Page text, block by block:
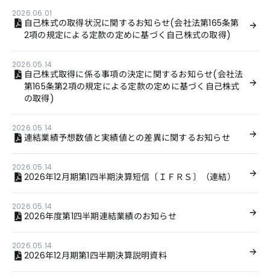
2026.06.01
自己株式の取得状況に関するお知らせ(会社法第165条第
2項の規定による定款の定めに基づく自己株式の取得)
2026.05.14
自己株式取得に係る事項の決定に関するお知らせ(会社法
第165条第2項の規定による定款の定めに基づく自己株式
の取得)
2026.05.14
連結業績予想数値と実績値との差異に関するお知らせ
2026.05.14
2026年12月期第1四半期決算短信〔ＩＦＲＳ〕（連結）
2026.05.14
2026年度第1四半期連結業績のお知らせ
2026.05.14
2026年12月期第1四半期決算説明資料